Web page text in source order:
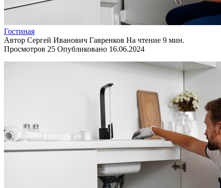
Гостиная
Автор Сергей Иванович Гавренков На чтение 9 мин.
Просмотров 25 Опубликовано 16.06.2024